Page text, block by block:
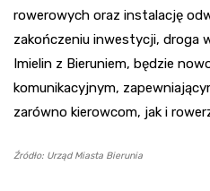
rowerowych oraz instalację
zakończeniu inwestycji, droga
Imielin z Bieruniem, będzie
komunikacyjnym,
zarówno kierowcom, jak i
Źródło: Urząd Miasta Bierunia